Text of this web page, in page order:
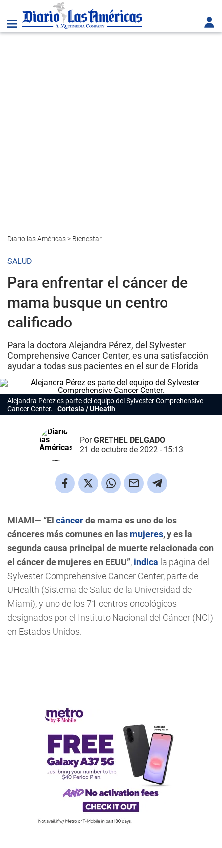
Diario las Américas> Bienestar
SALUD
Para enfrentar el cáncer de
mama busque un centro
calificado
Para la doctora Alejandra Pérez, del Sylvester
Comprehensive Cancer Center, es una satisfacción
ayudar a todas sus pacientes en el sur de Florida
Alejandra Pérez es parte del equipo del Sylvester Comprehensive
Cancer Center.
Cortesía / UHeatlh
PorGRETHEL DELGADO
21 de octubre de 2022 - 15:13
MIAMI— “El cáncerde mama es uno de los
cánceres más comunes en las mujeres, y es la
segunda causa principal de muerte relacionada con
el cáncer de mujeres en EEUU”, indica la página del
Sylvester Comprehensive Cancer Center, parte de
UHealth (Sistema de Salud de la Universidad de
Miami), y uno de los 71 centros oncológicos
designados por el Instituto Nacional del Cáncer (NCI)
en Estados Unidos.